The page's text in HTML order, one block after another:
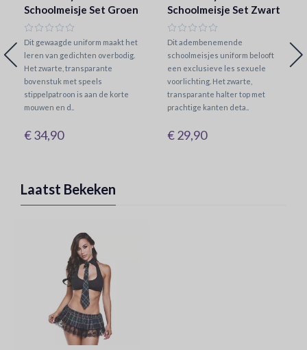
Schoolmeisje Set Groen
Dit gewaagde uniform maakt het
leren van gedichten overbodig.
Het zwarte, transparante
bovenstuk met speels
stippelpatroon is aan de korte
mouwen en d..
€ 34,90
Schoolmeisje Set Zwart
Dit adembenemende
schoolmeisjes uniform belooft
een exclusieve les sexuele
voorlichting. Het zwarte,
transparante halter top met
prachtige kanten deta..
€ 29,90
Laatst Bekeken